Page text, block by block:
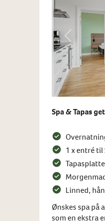
Previous
Spa & Tapas
1 x entré til
Linned,
Ønskes spa på
som en ekstra